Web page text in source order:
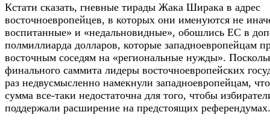
Кстати сказать, гневные тирады Жака Ширака в адрес
восточноевропейцев, в которых они именуются не
воспитанные» и «недальновидные», обошлись ЕС в
полмиллиарда долларов, которые западноевропейцам
восточным соседям на «региональные нужды».
финального саммита лидеры восточноевропейских
раз недвусмысленно намекнули западноевропейцам,
сумма все-таки недостаточна для того, чтобы
поддержали расширение на предстоящих референдумах.